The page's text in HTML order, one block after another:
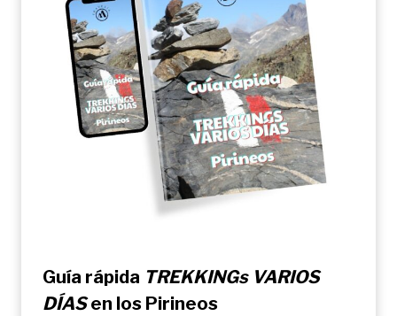
Guía rápida TREKKINGs VARIOS
DÍASen los Pirineos